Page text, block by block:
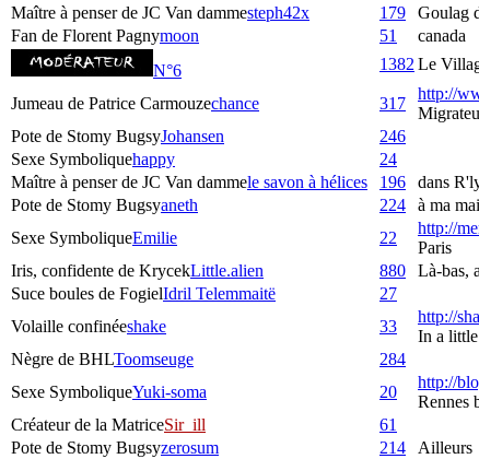
Maître à penser de JC Van dammesteph42x 179 Goulag
Fan de Florent Pagnymoon 51 canada
N°6
1382 Le
Jumeau de Patrice Carmouzechance 317
http://
Pote de Stomy BugsyJohansen 246
Sexe Symboliquehappy 24
Maître à penser de JC Van dammele savon à hélices 196 dans
Pote de Stomy Bugsyaneth 224 à ma
Sexe SymboliqueEmilie 22
http://
Paris
Iris, confidente de KrycekLittle.alien 880 Là-bas,
Suce boules de FogielIdril Telemmaitë 27
Volaille confinéeshake 33
http://
In a
Nègre de BHLToomseuge 284
Sexe SymboliqueYuki-soma 20
http://
Rennes
Créateur de la MatriceSir_ill 61
Pote de Stomy Bugsyzerosum 214 Ailleurs